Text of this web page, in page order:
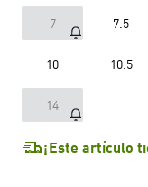
7 7.5
10 10.5
14
¡Este artículo